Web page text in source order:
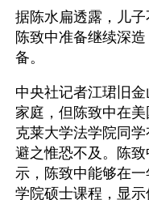
据陈水扁透露，儿
陈致中准备继续深
备。
中央社记者江珺旧
家庭，但陈致中在
克莱大学法学院同
避之惟恐不及。陈
示，陈致中能够在
学院硕士课程，显示